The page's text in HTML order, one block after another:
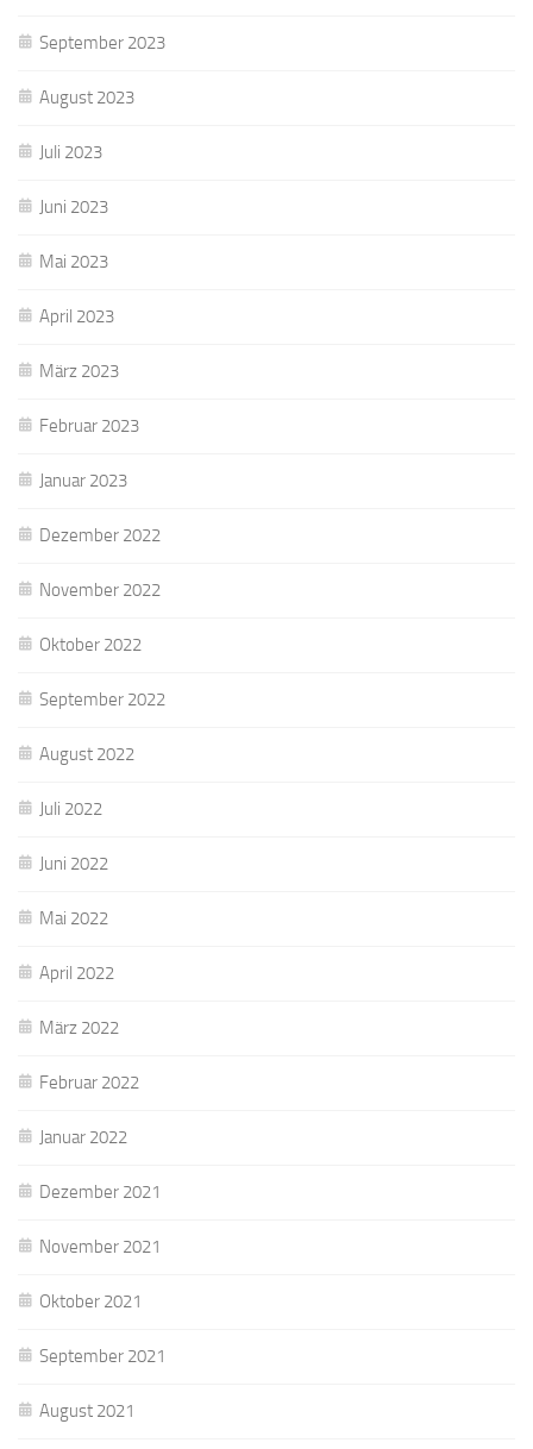
September 2023
August 2023
Juli 2023
Juni 2023
Mai 2023
April 2023
März 2023
Februar 2023
Januar 2023
Dezember 2022
November 2022
Oktober 2022
September 2022
August 2022
Juli 2022
Juni 2022
Mai 2022
April 2022
März 2022
Februar 2022
Januar 2022
Dezember 2021
November 2021
Oktober 2021
September 2021
August 2021